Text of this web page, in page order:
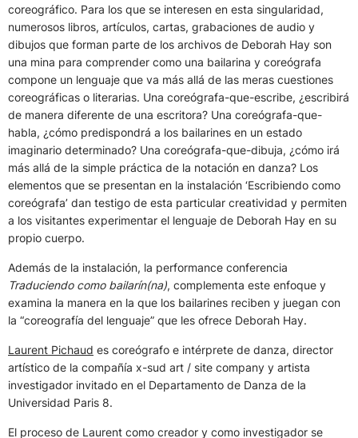
coreográfico. Para los que se interesen en esta singularidad,
numerosos libros, artículos, cartas, grabaciones de audio y
dibujos que forman parte de los archivos de Deborah Hay son
una mina para comprender como una bailarina y coreógrafa
compone un lenguaje que va más allá de las meras cuestiones
coreográficas o literarias. Una coreógrafa-que-escribe, ¿escribirá
de manera diferente de una escritora? Una coreógrafa-que-
habla, ¿cómo predispondrá a los bailarines en un estado
imaginario determinado? Una coreógrafa-que-dibuja, ¿cómo irá
más allá de la simple práctica de la notación en danza? Los
elementos que se presentan en la instalación ‘Escribiendo como
coreógrafa’ dan testigo de esta particular creatividad y permiten
a los visitantes experimentar el lenguaje de Deborah Hay en su
propio cuerpo.
Además de la instalación, la performance conferencia
Traduciendo como bailarín(na), complementa este enfoque y
examina la manera en la que los bailarines reciben y juegan con
la “coreografía del lenguaje” que les ofrece Deborah Hay.
Laurent Pichaud es coreógrafo e intérprete de danza, director
artístico de la compañía x-sud art / site company y artista
investigador invitado en el Departamento de Danza de la
Universidad Paris 8.
El proceso de Laurent como creador y como investigador se